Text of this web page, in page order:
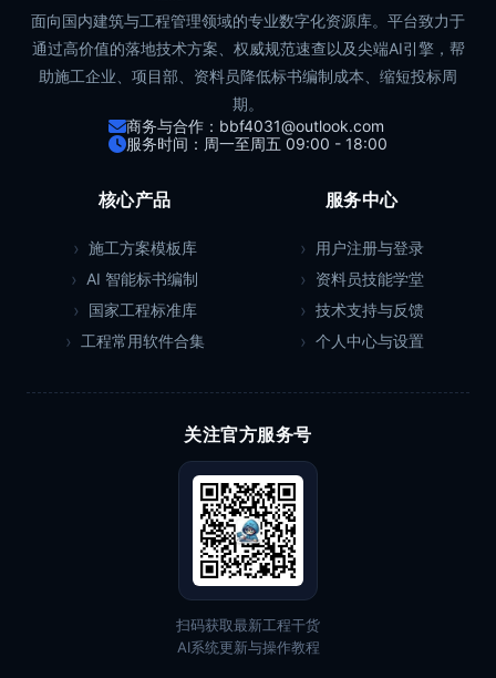
面向国内建筑与工程管理领域的专业数字化资源库。平台致力于
通过高价值的落地技术方案、权威规范速查以及尖端AI引擎，帮
助施工企业、项目部、资料员降低标书编制成本、缩短投标周
期。
商务与合作：bbf4031@outlook.com
服务时间：周一至周五 09:00 - 18:00
核心产品
施工方案模板库
AI 智能标书编制
国家工程标准库
工程常用软件合集
服务中心
用户注册与登录
资料员技能学堂
技术支持与反馈
个人中心与设置
关注官方服务号
扫码获取最新工程干货
AI系统更新与操作教程